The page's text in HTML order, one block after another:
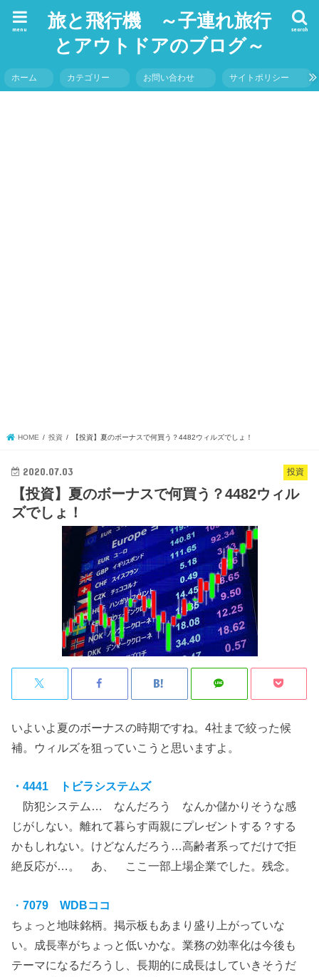
旅と飛行機 ～子連れ旅行
とアウトドアのブログ～
search
menu
ホーム カテゴリー お問い合わせ サイトポリシー
HOME 投資 【投資】夏のボーナスで何買う？4482ウィルズでしょ！
投資
2020.07.03
【投資】夏のボーナスで何買う？4482ウィル
ズでしょ！
いよいよ夏のボーナスの時期ですね。4社まで絞った候
補。ウィルズを狙っていこうと思いますよ。
・4441 トビラシステムズ
防犯システム… なんだろう なんか儲かりそうな感
じがしない。離れて暮らす両親にプレゼントする？する
かもしれない。けどなんだろう…高齢者系ってだけで拒
絶反応が…。 あ、 ここ一部上場企業でした。残念。
・7079 WDBココ
ちょっと地味銘柄。掲示板もあまり盛り上がっていな
い。成長率がちょっと低いかな。業務の効率化は今後も
テーマになるだろうし、長期的に成長はしていきそうだ